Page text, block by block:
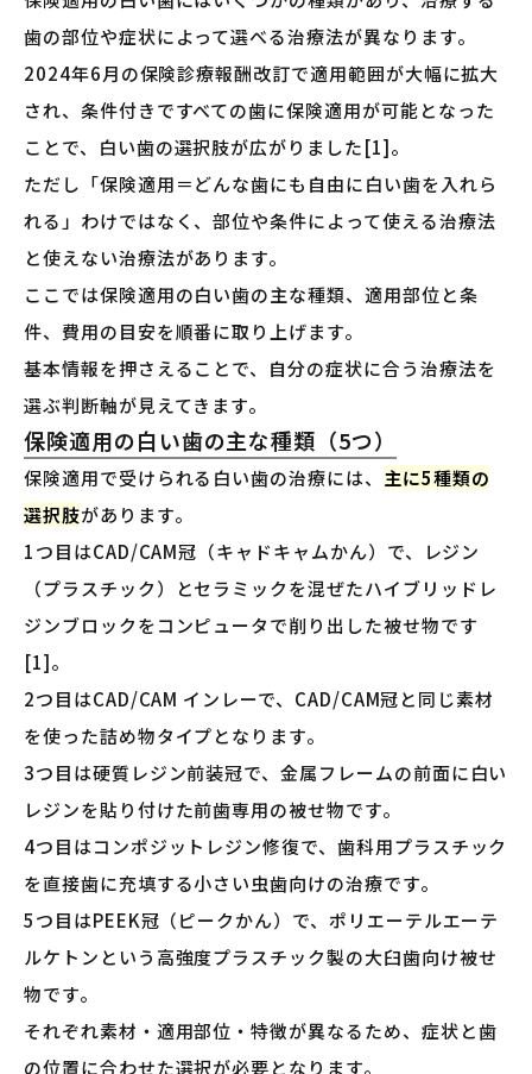
歯の部位や症状によって選べる治療法が異なります。
2024年6月の保険診療報酬改訂で適用範囲が大幅に拡大
され、条件付きですべての歯に保険適用が可能となった
ことで、白い歯の選択肢が広がりました[1]。
ただし「保険適用＝どんな歯にも自由に白い歯を入れら
れる」わけではなく、部位や条件によって使える治療法
と使えない治療法があります。
ここでは保険適用の白い歯の主な種類、適用部位と条
件、費用の目安を順番に取り上げます。
基本情報を押さえることで、自分の症状に合う治療法を
選ぶ判断軸が見えてきます。
保険適用の白い歯の主な種類（5つ）
保険適用で受けられる白い歯の治療には、 主に5種類の
選択肢があります。
1つ目はCAD/CAM冠（キャドキャムかん）で、レジン
（プラスチック）とセラミックを混ぜたハイブリッドレ
ジンブロックをコンピュータで削り出した被せ物です
[1]。
2つ目はCAD/CAM インレーで、CAD/CAM冠と同じ素材
を使った詰め物タイプとなります。
3つ目は硬質レジン前装冠で、金属フレームの前面に白い
レジンを貼り付けた前歯専用の被せ物です。
4つ目はコンポジットレジン修復で、歯科用プラスチック
を直接歯に充填する小さい虫歯向けの治療です。
5つ目はPEEK冠（ピークかん）で、ポリエーテルエーテ
ルケトンという高強度プラスチック製の大臼歯向け被せ
物です。
それぞれ素材・適用部位・特徴が異なるため、症状と歯
の位置に合わせた選択が必要となります。